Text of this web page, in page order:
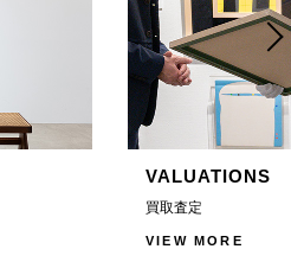
VALUATIONS
買取査定
VIEW MORE